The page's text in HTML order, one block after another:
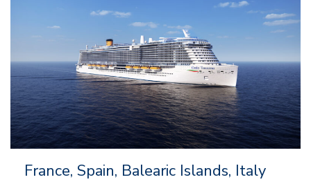
France, Spain, Balearic Islands, Italy